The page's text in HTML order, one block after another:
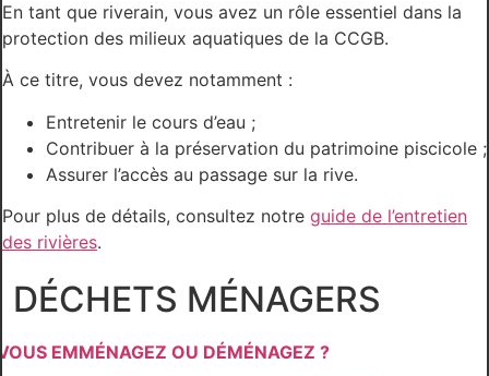
En tant que riverain, vous avez un rôle essentiel dans la
protection des milieux aquatiques de la CCGB.
À ce titre, vous devez notamment :
Entretenir le cours d’eau ;
Contribuer à la préservation du patrimoine piscicole ;
Assurer l’accès au passage sur la rive.
Pour plus de détails, consultez notre guide de l’entretien
des rivières.
DÉCHETS MÉNAGERS
EMMÉNAGEZ OU DÉMÉNAGEZ ?